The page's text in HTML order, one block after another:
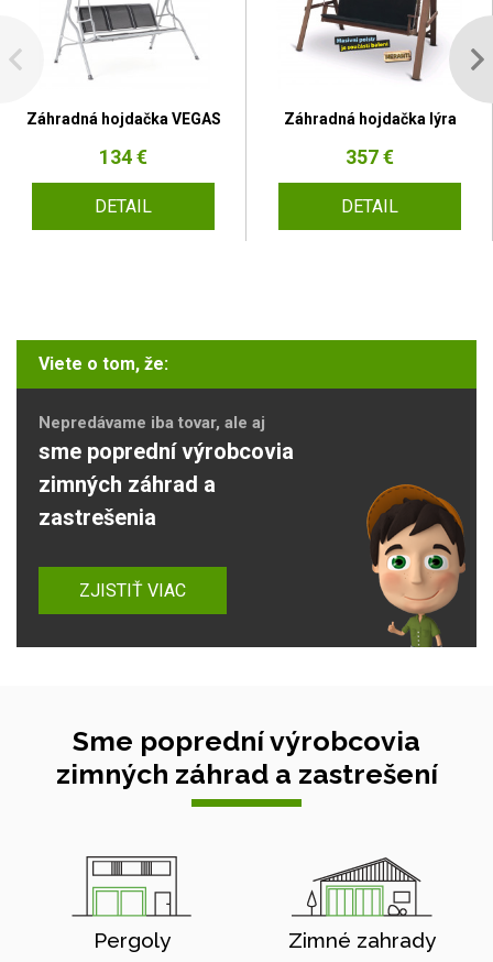
Záhradná hojdačka VEGAS
134 €
DETAIL
Záhradná hojdačka lýra
357 €
DETAIL
Viete o tom, že:
Nepredávame iba tovar, ale aj
sme poprední výrobcovia
zimných záhrad a
zastrešenia
ZJISTIŤ VIAC
Sme poprední výrobcovia
zimných záhrad a zastrešení
Pergoly Zimné zahrady